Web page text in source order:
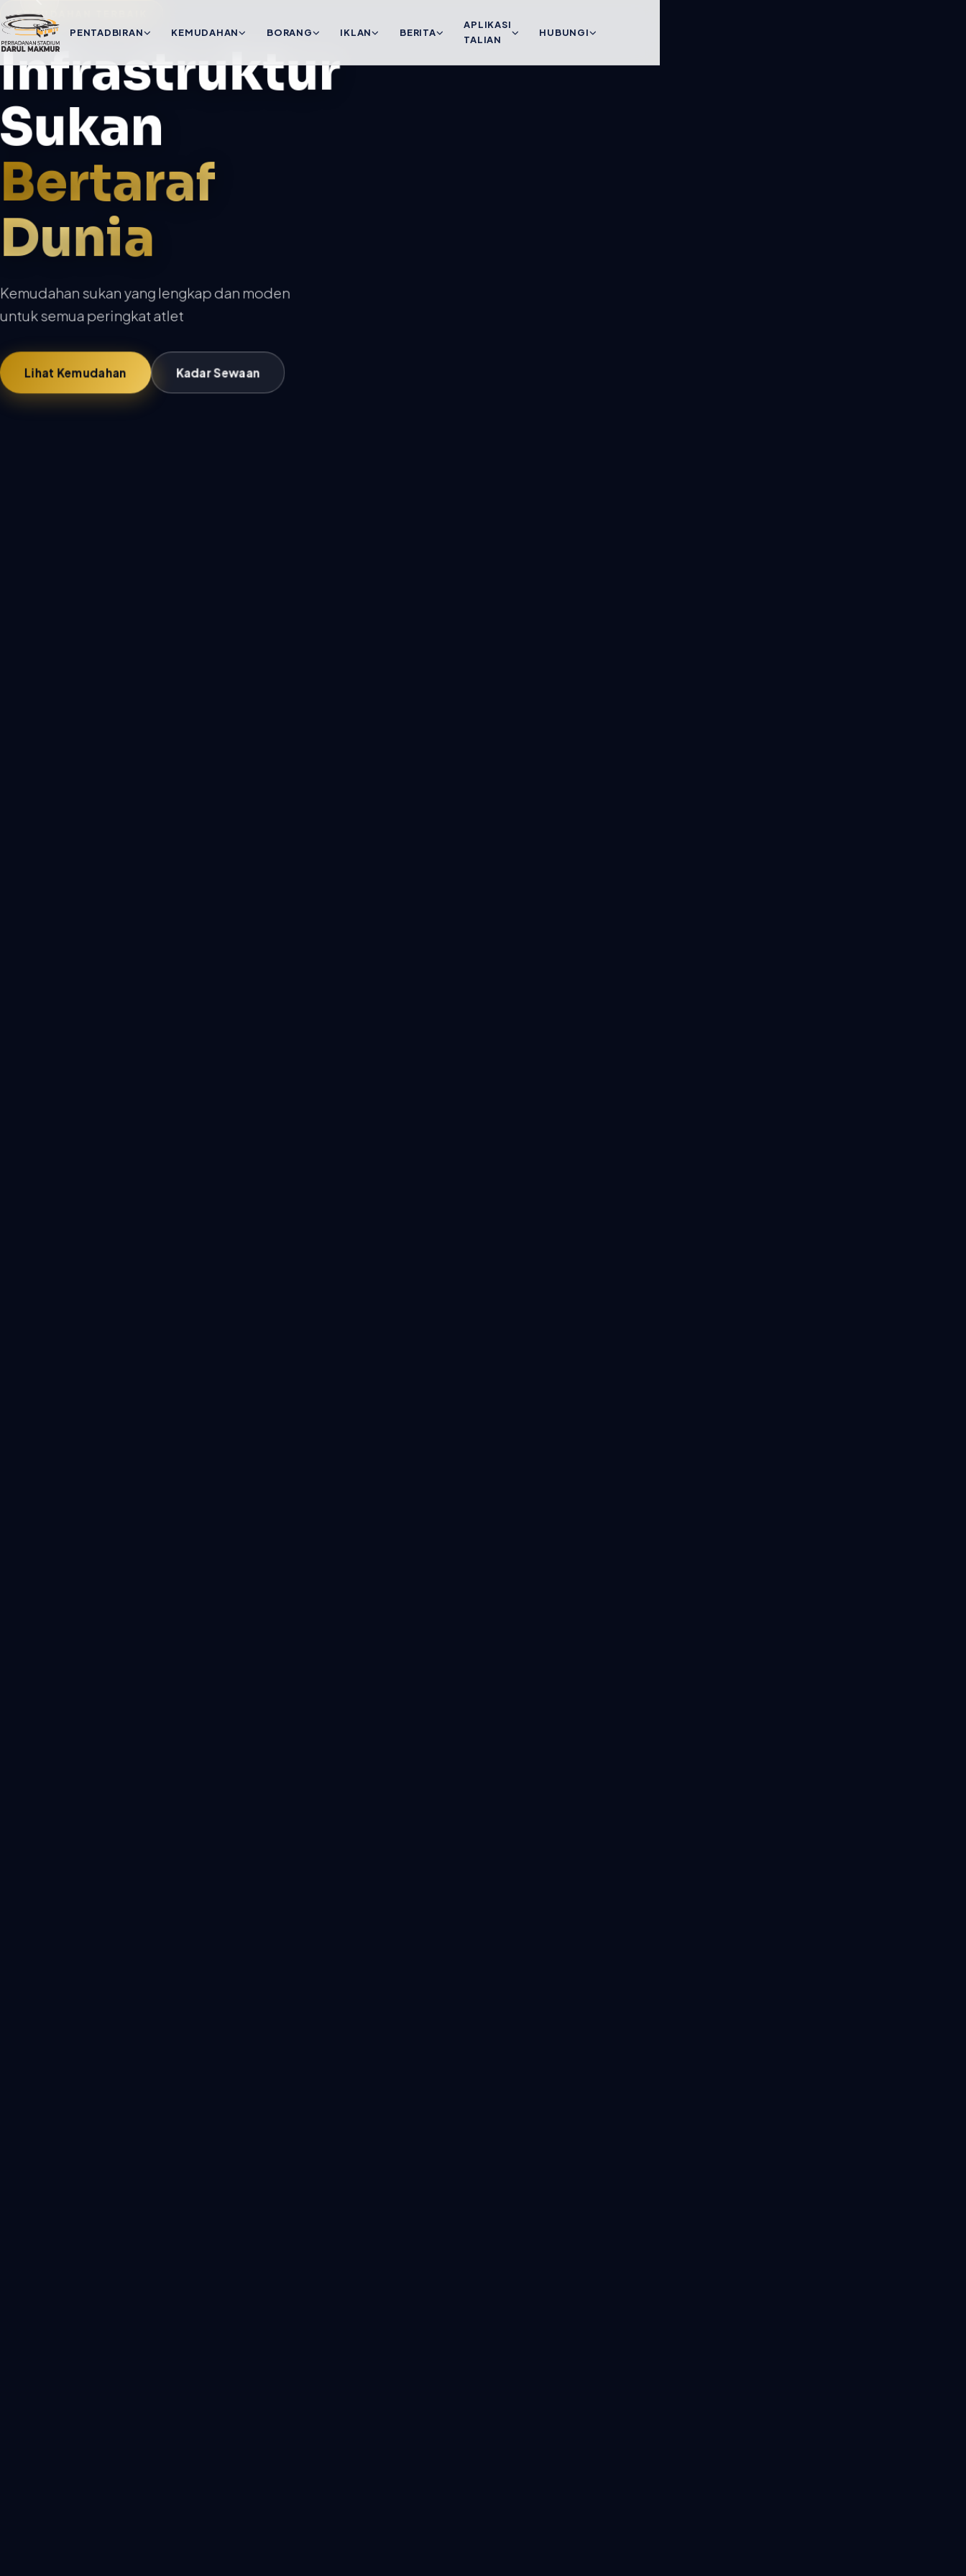
PENTADBIRAN KEMUDAHAN BORANG IKLAN BERITA
APLIKASI
TALIAN
HUBUNGI
KEMUDAHAN TERBAIK
Infrastruktur
Sukan
Bertaraf
Dunia
Kemudahan sukan yang lengkap dan moden
untuk semua peringkat atlet
Lihat Kemudahan Kadar Sewaan